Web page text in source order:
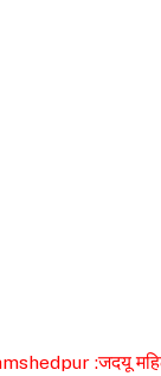
:जदयू